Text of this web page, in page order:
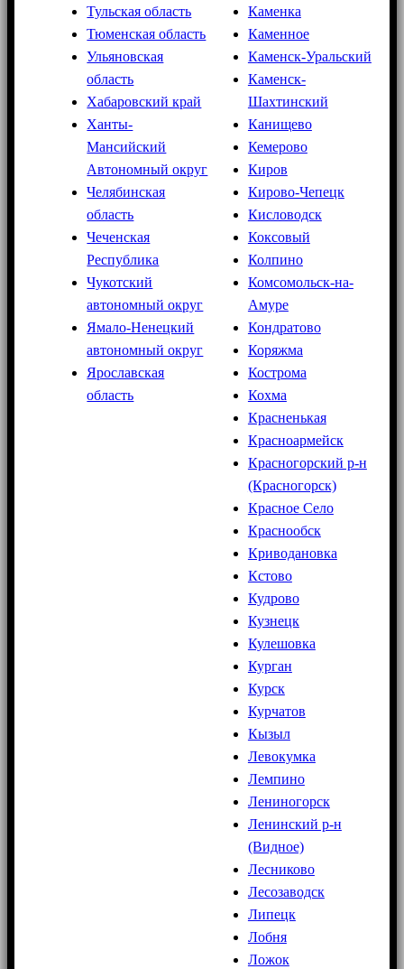
Тульская область
Тюменская область
Ульяновская
область
Хабаровский край
Ханты-
Мансийский
Автономный округ
Челябинская
область
Чеченская
Республика
Чукотский
автономный округ
Ямало-Ненецкий
автономный округ
Ярославская
область
Каменка
Каменное
Каменск-Уральский
Каменск-
Шахтинский
Канищево
Кемерово
Киров
Кирово-Чепецк
Кисловодск
Коксовый
Колпино
Комсомольск-на-
Амуре
Кондратово
Коряжма
Кострома
Кохма
Красненькая
Красноармейск
Красногорский р-н
(Красногорск)
Красное Село
Краснообск
Криводановка
Кстово
Кудрово
Кузнецк
Кулешовка
Курган
Курск
Курчатов
Кызыл
Левокумка
Лемпино
Лениногорск
Ленинский р-н
(Видное)
Лесниково
Лесозаводск
Липецк
Лобня
Ложок